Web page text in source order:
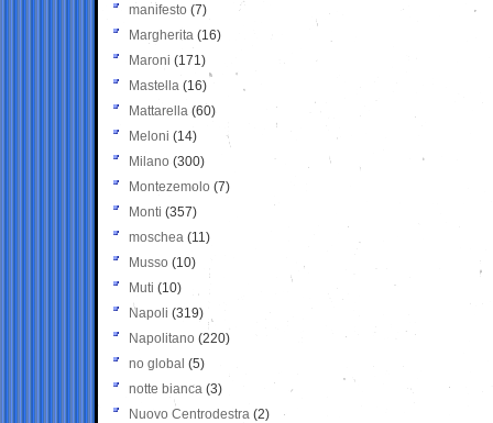
manifesto (7)
Margherita (16)
Maroni (171)
Mastella (16)
Mattarella (60)
Meloni (14)
Milano (300)
Montezemolo (7)
Monti (357)
moschea (11)
Musso (10)
Muti (10)
Napoli (319)
Napolitano (220)
no global (5)
notte bianca (3)
Nuovo Centrodestra (2)